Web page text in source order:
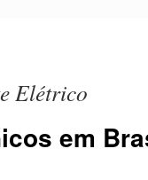
Elétrico
em